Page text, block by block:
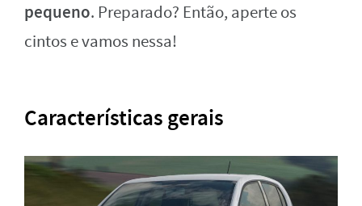
pequeno. Preparado? Então, aperte os
cintos e vamos nessa!
Características gerais